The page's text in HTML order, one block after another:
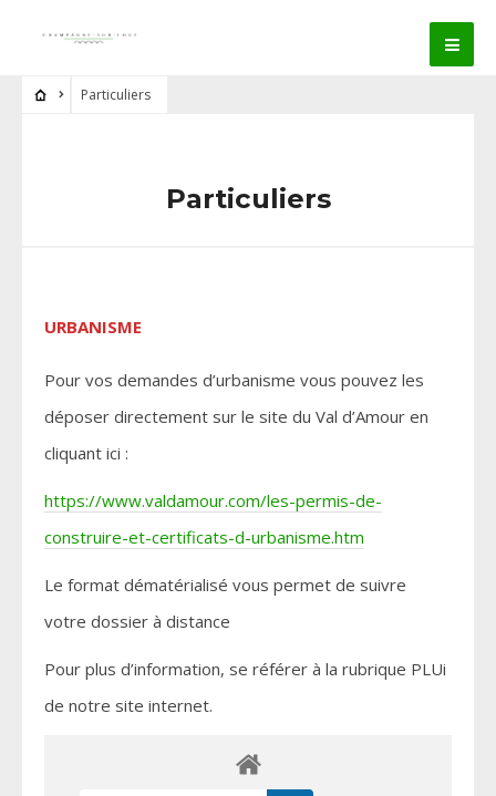
Particuliers
Particuliers
URBANISME
Pour vos demandes d’urbanisme vous pouvez les
déposer directement sur le site du Val d’Amour en
cliquant ici :
https://www.valdamour.com/les-permis-de-
construire-et-certificats-d-urbanisme.htm
Le format dématérialisé vous permet de suivre
votre dossier à distance
Pour plus d’information, se référer à la rubrique PLUi
de notre site internet.